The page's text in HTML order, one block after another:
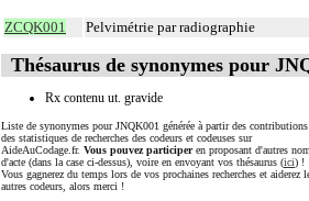
ZCQK001 Pelvimétrie par radiographie
Thésaurus de synonymes pour
Rx contenu ut. gravide
Liste de synonymes pour JNQK001 générée à partir des
des statistiques de recherches des codeurs et codeuses sur
AideAuCodage.fr. Vous pouvez participeren proposant d'autres
d'acte (dans la case ci-dessus), voire en envoyant vos thésaurus (ici) !
Vous gagnerez du temps lors de vos prochaines recherches et aiderez
autres codeurs, alors merci !